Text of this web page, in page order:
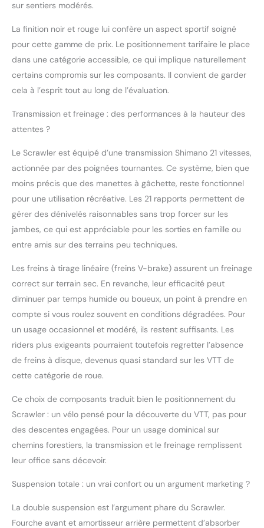
twentyninners. Pour
ceux qui ne peuvent se
décider entre les
avantages du 26" et
ceux du 29", l'alternative
27,5" représente le juste
sur sentiers modérés.
La finition noir et rouge lui confère un aspect sportif soigné
pour cette gamme de prix. Le positionnement tarifaire le place
dans une catégorie accessible, ce qui implique naturellement
certains compromis sur les composants. Il convient de garder
cela à l’esprit tout au long de l’évaluation.
Transmission et freinage : des performances à la hauteur des
attentes ?
Le Scrawler est équipé d’une transmission Shimano 21 vitesses,
actionnée par des poignées tournantes. Ce système, bien que
moins précis que des manettes à gâchette, reste fonctionnel
pour une utilisation récréative. Les 21 rapports permettent de
gérer des dénivelés raisonnables sans trop forcer sur les
jambes, ce qui est appréciable pour les sorties en famille ou
entre amis sur des terrains peu techniques.
Les freins à tirage linéaire (freins V-brake) assurent un freinage
correct sur terrain sec. En revanche, leur efficacité peut
diminuer par temps humide ou boueux, un point à prendre en
compte si vous roulez souvent en conditions dégradées. Pour
un usage occasionnel et modéré, ils restent suffisants. Les
riders plus exigeants pourraient toutefois regretter l’absence
de freins à disque, devenus quasi standard sur les VTT de
cette catégorie de roue.
Ce choix de composants traduit bien le positionnement du
Scrawler : un vélo pensé pour la découverte du VTT, pas pour
des descentes engagées. Pour un usage dominical sur
chemins forestiers, la transmission et le freinage remplissent
leur office sans décevoir.
Suspension totale : un vrai confort ou un argument marketing ?
La double suspension est l’argument phare du Scrawler.
Fourche avant et amortisseur arrière permettent d’absorber